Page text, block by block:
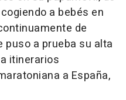
a bebés en
de
puso a prueba su alta
itinerarios
a España,